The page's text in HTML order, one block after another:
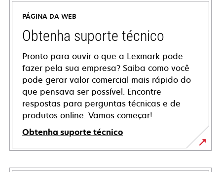
PÁGINA DA WEB
Obtenha suporte técnico
Pronto para ouvir o que a Lexmark pode
fazer pela sua empresa? Saiba como você
pode gerar valor comercial mais rápido do
que pensava ser possível. Encontre
respostas para perguntas técnicas e de
produtos online. Vamos começar!
Obtenha suporte técnico
abre
em